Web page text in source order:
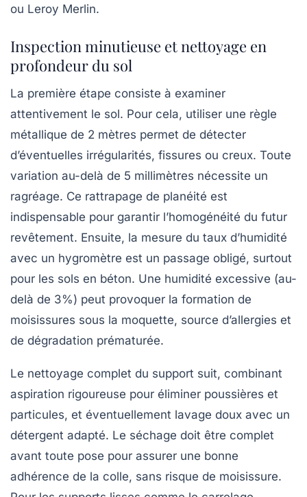
ou Leroy Merlin.
Inspection minutieuse et nettoyage en
profondeur du sol
La première étape consiste à examiner
attentivement le sol. Pour cela, utiliser une règle
métallique de 2 mètres permet de détecter
d’éventuelles irrégularités, fissures ou creux. Toute
variation au-delà de 5 millimètres nécessite un
ragréage. Ce rattrapage de planéité est
indispensable pour garantir l’homogénéité du futur
revêtement. Ensuite, la mesure du taux d’humidité
avec un hygromètre est un passage obligé, surtout
pour les sols en béton. Une humidité excessive (au-
delà de 3%) peut provoquer la formation de
moisissures sous la moquette, source d’allergies et
de dégradation prématurée.
Le nettoyage complet du support suit, combinant
aspiration rigoureuse pour éliminer poussières et
particules, et éventuellement lavage doux avec un
détergent adapté. Le séchage doit être complet
avant toute pose pour assurer une bonne
adhérence de la colle, sans risque de moisissure.